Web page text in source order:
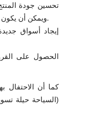
تحسين جودة
ويمكن أن يكون لهذا تأثير طويل المدى حيث يمكن للمزارعين الاستمرار في إنتاج محاصيل جيدة حتى بعد الاحتفال.
إيجاد أسواق
الحصول على
كما أن الاحتفال
(السياحة حيلة